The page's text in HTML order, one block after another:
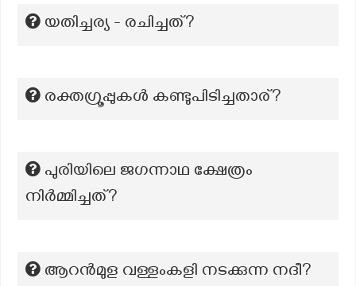
യതിച്ചര്യ - രചിച്ചത്?
രക്തഗ്രൂപ്പുകൾ കണ്ടുപിടിച്ചതാര്?
പുരിയിലെ ജഗന്നാഥ ക്ഷേത്രം
നിർമ്മിച്ചത്?
ആറൻമുള വള്ളംകളി നടക്കുന്ന നദീ?